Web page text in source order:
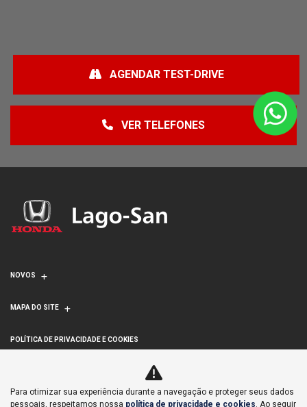
VER TELEFONES
AGENDAR TEST-DRIVE
NOVOS
MAPA DO SITE
POLÍTICA DE PRIVACIDADE E COOKIES
LAGOINHA COMERCIAL DE VEICULOS IMPORTACAO E
EXPORTACAO S/A
Para otimizar sua experiência durante a navegação e proteger seus dados
pessoais, respeitamos nossa política de privacidade e cookies. Ao seguir